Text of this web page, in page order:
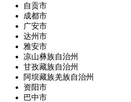
自贡市
成都市
广安市
达州市
雅安市
凉山彝族自治州
甘孜藏族自治州
阿坝藏族羌族自治州
资阳市
巴中市